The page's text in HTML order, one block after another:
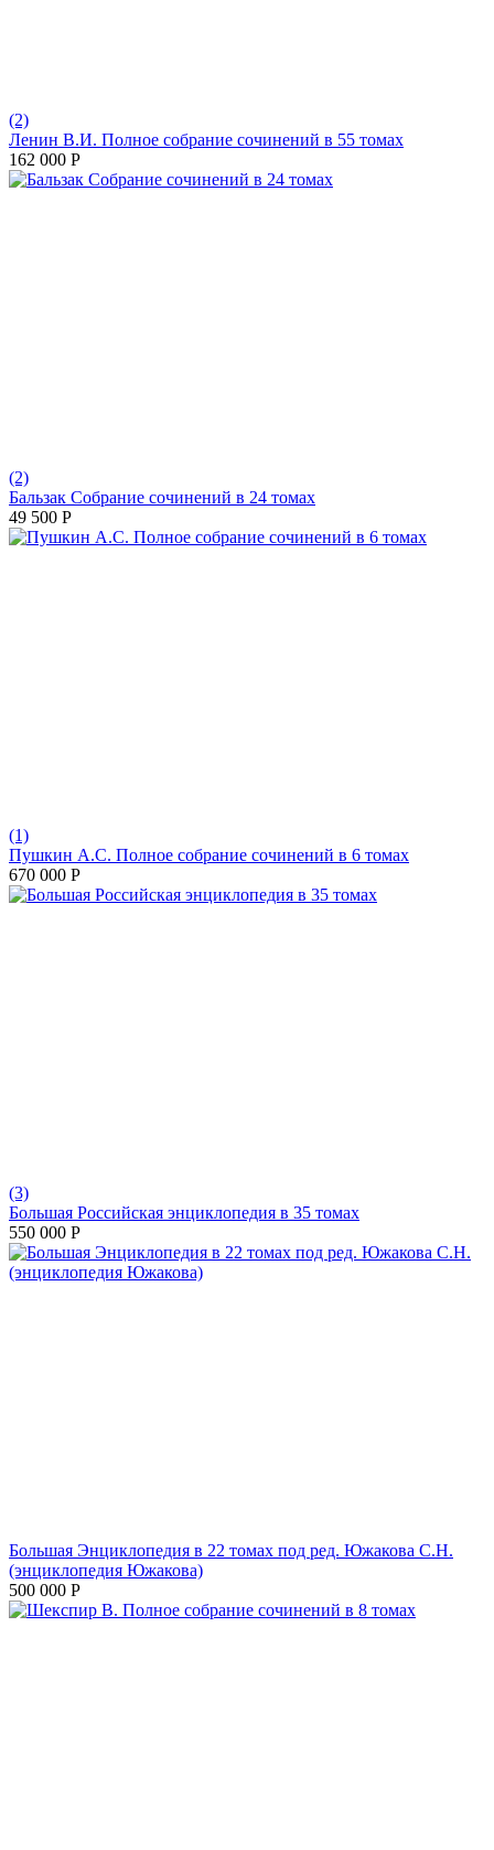
(2)
Ленин В.И. Полное собрание сочинений в 55 томах
162 000 Р
(2)
Бальзак Собрание сочинений в 24 томах
49 500 Р
(1)
Пушкин А.С. Полное собрание сочинений в 6 томах
670 000 Р
(3)
Большая Российская энциклопедия в 35 томах
550 000 Р
Большая Энциклопедия в 22 томах под ред. Южакова С.Н.
(энциклопедия Южакова)
500 000 Р